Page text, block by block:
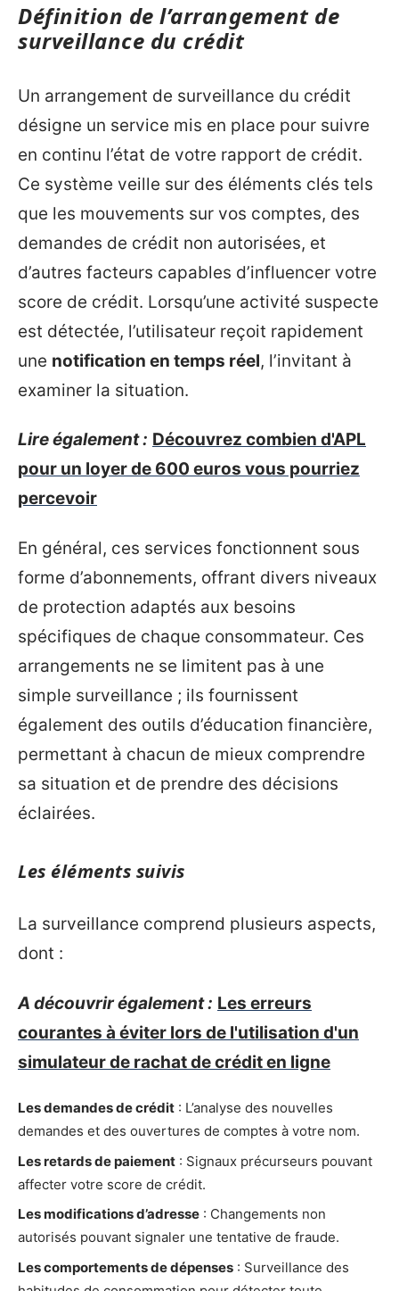
Définition de l’arrangement de
surveillance du crédit
Un arrangement de surveillance du crédit
désigne un service mis en place pour suivre
en continu l’état de votre rapport de crédit.
Ce système veille sur des éléments clés tels
que les mouvements sur vos comptes, des
demandes de crédit non autorisées, et
d’autres facteurs capables d’influencer votre
score de crédit. Lorsqu’une activité suspecte
est détectée, l’utilisateur reçoit rapidement
une notification en temps réel, l’invitant à
examiner la situation.
Lire également : Découvrez combien d'APL
pour un loyer de 600 euros vous pourriez
percevoir
En général, ces services fonctionnent sous
forme d’abonnements, offrant divers niveaux
de protection adaptés aux besoins
spécifiques de chaque consommateur. Ces
arrangements ne se limitent pas à une
simple surveillance ; ils fournissent
également des outils d’éducation financière,
permettant à chacun de mieux comprendre
sa situation et de prendre des décisions
éclairées.
Les éléments suivis
La surveillance comprend plusieurs aspects,
dont :
A découvrir également : Les erreurs
courantes à éviter lors de l'utilisation d'un
simulateur de rachat de crédit en ligne
Les demandes de crédit : L’analyse des nouvelles
demandes et des ouvertures de comptes à votre nom.
Les retards de paiement : Signaux précurseurs pouvant
affecter votre score de crédit.
Les modifications d’adresse : Changements non
autorisés pouvant signaler une tentative de fraude.
Les comportements de dépenses : Surveillance des